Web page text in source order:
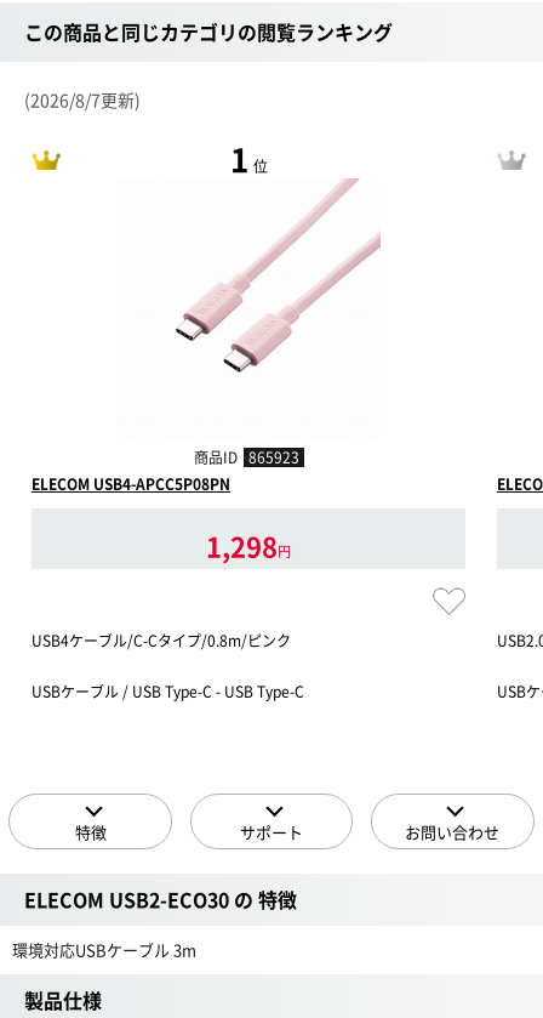
この商品と同じカテゴリの閲覧ランキング
(2026/8/7更新)
1 位
商品ID 865923
ELECOM USB4-APCC5P08PN
1,298円
USB4ケーブル/C-Cタイプ/0.8m/ピンク
USBケーブル / USB Type-C - USB Type-C USB
特徴 サポート お問い合わせ
ELECOM USB2-ECO30 の 特徴
環境対応USBケーブル 3m
製品仕様